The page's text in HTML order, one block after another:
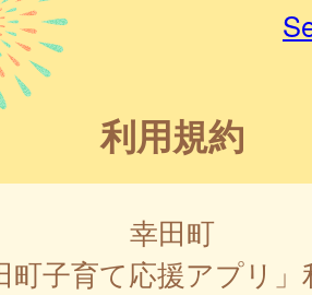
利用規約
幸田町
町子育て応援アプリ